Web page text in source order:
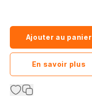
Ajouter au panier
En savoir plus